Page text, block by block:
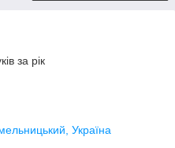
за рік
Україна